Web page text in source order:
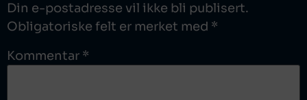
Din e-postadresse vil ikke bli publisert.
Obligatoriske felt er merket med *
Kommentar *